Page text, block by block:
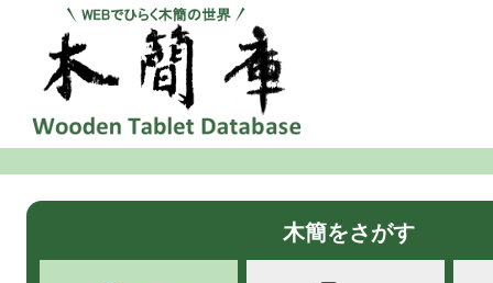
木簡をさがす